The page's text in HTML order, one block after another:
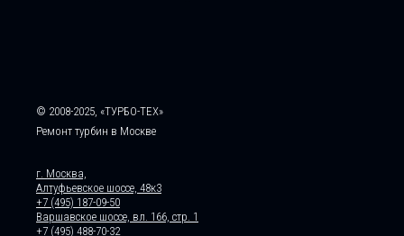
© 2008-2025, «ТУРБО-ТЕХ»
Ремонт турбин в Москве
г. Москва,
Алтуфьевское шоссе, 48к3
+7 (495) 187-09-50
Варшавское шоссе, вл. 166, стр. 1
+7 (495) 488-70-32